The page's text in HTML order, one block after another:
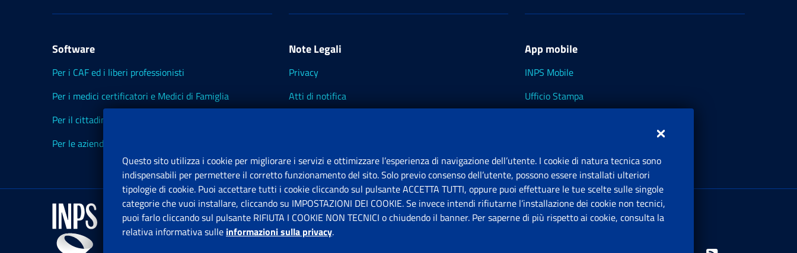
Software
Per i CAF ed i liberi professionisti
Per i medici certificatori e Medici di Famiglia
Per il cittadino
Per le aziende ed i Consulenti
Note Legali
Privacy
Atti di notifica
App mobile
INPS Mobile
Ufficio Stampa
Sede Legale: Via Ciro il Grande, 21
00144 Roma
P.IVA 02121151001
Questo sito utilizza i cookie per migliorare i servizi e ottimizzare l’esperienza di navigazione dell’utente. I cookie di natura tecnica sono
indispensabili per permettere il corretto funzionamento del sito. Solo previo consenso dell’utente, possono essere installati ulteriori
tipologie di cookie. Puoi accettare tutti i cookie cliccando sul pulsante ACCETTA TUTTI, oppure puoi effettuare le tue scelte sulle singole
categorie che vuoi installare, cliccando su IMPOSTAZIONI DEI COOKIE. Se invece intendi rifiutarne l’installazione dei cookie non tecnici,
puoi farlo cliccando sul pulsante RIFIUTA I COOKIE NON TECNICI o chiudendo il banner. Per saperne di più rispetto ai cookie, consulta la
relativa informativa sulle informazioni sulla privacy.